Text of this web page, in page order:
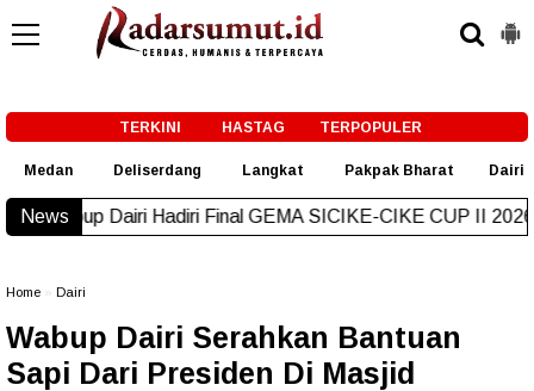
TERKINI HASTAG TERPOPULER
Medan Deliserdang Langkat Pakpak Bharat Dairi
News
Hadiri Final GEMA SICIKE-CIKE CUP II 2026, Ini Pesannya
Home Dairi
Wabup Dairi Serahkan Bantuan
Sapi Dari Presiden Di Masjid